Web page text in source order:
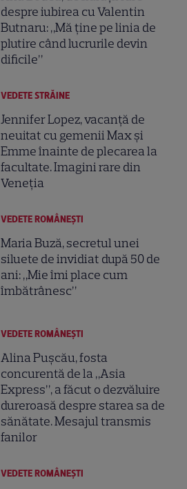
despre iubirea cu Valentin
Butnaru: „Mă ține pe linia de
plutire când lucrurile devin
dificile”
VEDETE STRĂINE
Jennifer Lopez, vacanță de
neuitat cu gemenii Max și
Emme înainte de plecarea la
facultate. Imagini rare din
Veneția
VEDETE ROMÂNEŞTI
Maria Buză, secretul unei
siluete de invidiat după 50 de
ani: „Mie îmi place cum
îmbătrânesc”
VEDETE ROMÂNEŞTI
Alina Pușcău, fosta
concurentă de la „Asia
Express”, a făcut o dezvăluire
dureroasă despre starea sa de
sănătate. Mesajul transmis
fanilor
VEDETE ROMÂNEŞTI